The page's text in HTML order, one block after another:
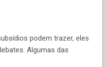
podem trazer, eles
Algumas das